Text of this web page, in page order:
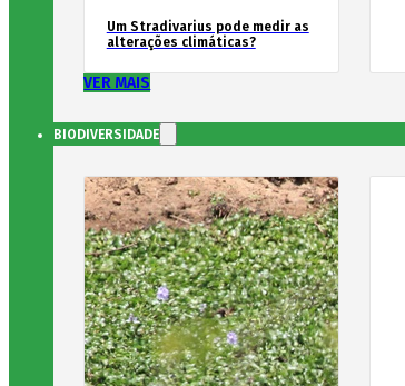
Um Stradivarius pode medir as
alterações climáticas?
VER MAIS
BIODIVERSIDADE